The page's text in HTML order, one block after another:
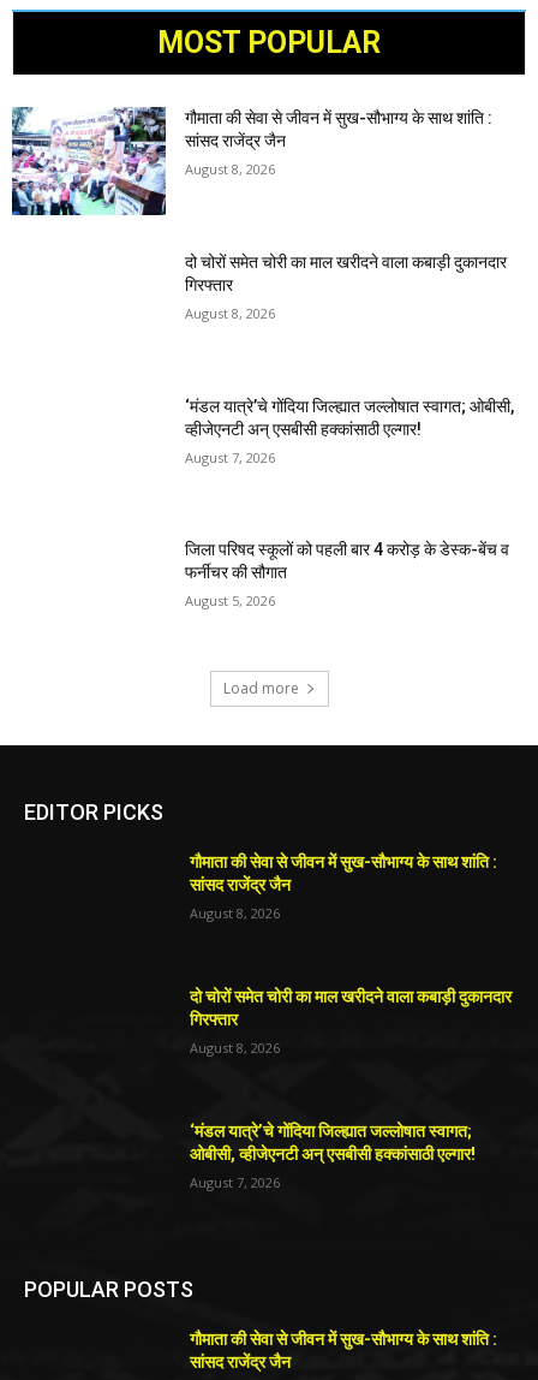
MOST POPULAR
गौमाता की सेवा से जीवन में सुख-सौभाग्य के साथ शांति :
सांसद राजेंद्र जैन
August 8, 2026
दो चोरों समेत चोरी का माल खरीदने वाला कबाड़ी दुकानदार
गिरफ्तार
August 8, 2026
‘मंडल यात्रे’चे गोंदिया जिल्ह्यात जल्लोषात स्वागत; ओबीसी,
व्हीजेएनटी अन् एसबीसी हक्कांसाठी एल्गार!
August 7, 2026
जिला परिषद स्कूलों को पहली बार 4 करोड़ के डेस्क-बेंच व
फर्नीचर की सौगात
August 5, 2026
Load more
EDITOR PICKS
गौमाता की सेवा से जीवन में सुख-सौभाग्य के साथ शांति :
सांसद राजेंद्र जैन
August 8, 2026
दो चोरों समेत चोरी का माल खरीदने वाला कबाड़ी दुकानदार
गिरफ्तार
August 8, 2026
‘मंडल यात्रे’चे गोंदिया जिल्ह्यात जल्लोषात स्वागत;
ओबीसी, व्हीजेएनटी अन् एसबीसी हक्कांसाठी एल्गार!
August 7, 2026
POPULAR POSTS
गौमाता की सेवा से जीवन में सुख-सौभाग्य के साथ शांति :
सांसद राजेंद्र जैन